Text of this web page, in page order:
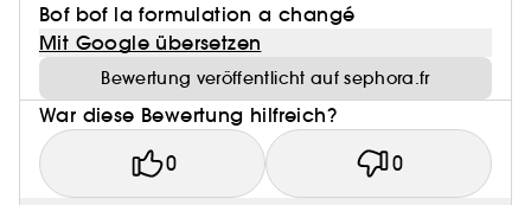
Bof bof la formulation a changé
Mit Google übersetzen
Bewertung veröffentlicht auf sephora.fr
War diese Bewertung hilfreich?
0 0